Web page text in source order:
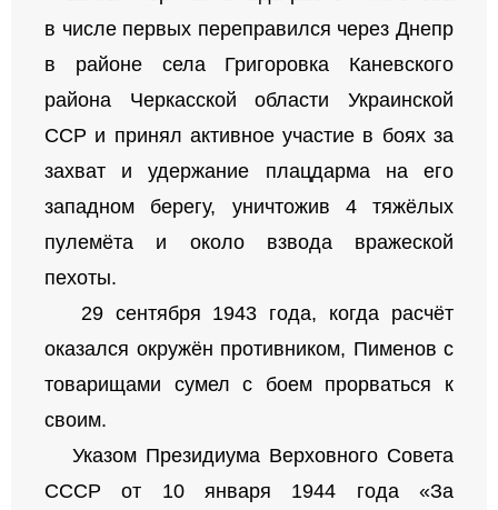
в числе первых переправился через Днепр
в районе села Григоровка Каневского
района Черкасской области Украинской
ССР и принял активное участие в боях за
захват и удержание плацдарма на его
западном берегу, уничтожив 4 тяжёлых
пулемёта и около взвода вражеской
пехоты.
29 сентября 1943 года, когда расчёт
оказался окружён противником, Пименов с
товарищами сумел с боем прорваться к
своим.
Указом Президиума Верховного Совета
СССР от 10 января 1944 года «За